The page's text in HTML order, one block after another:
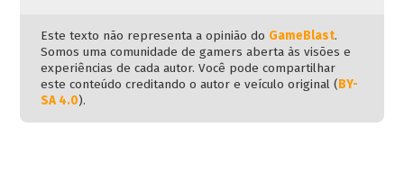
Este texto não representa a opinião do GameBlast.
Somos uma comunidade de gamers aberta às visões e
experiências de cada autor. Você pode compartilhar
este conteúdo creditando o autor e veículo original (BY-
SA 4.0).